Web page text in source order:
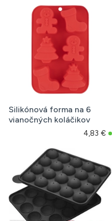
Silikónová forma na 6
vianočných koláčikov
4,83 €